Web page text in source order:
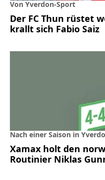
Von Yverdon-Sport
Der FC Thun rüstet
krallt sich Fabio Saiz
Nach einer Saison in
Xamax holt den
Routinier Niklas